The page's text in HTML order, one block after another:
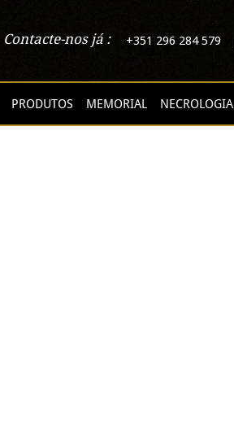
Contacte-nos já : +351 296 284 579
PRODUTOS MEMORIAL NECROLOGIA